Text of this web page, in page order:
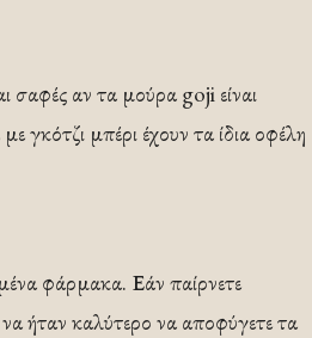
σαφές αν τα μούρα goji είναι
μπέρι έχουν τα ίδια οφέλη
φάρμακα. Εάν παίρνετε
ήταν καλύτερο να αποφύγετε τα